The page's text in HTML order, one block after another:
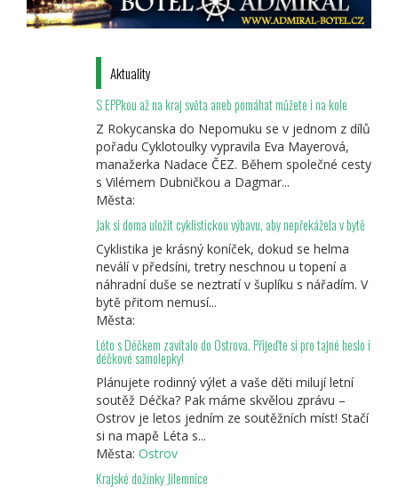
Aktuality
S EPPkou až na kraj světa aneb pomáhat můžete i na kole
Z Rokycanska do Nepomuku se v jednom z dílů
pořadu Cyklotoulky vypravila Eva Mayerová,
manažerka Nadace ČEZ. Během společné cesty
s Vilémem Dubničkou a Dagmar...
Města:
Jak si doma uložit cyklistickou výbavu, aby nepřekážela v bytě
Cyklistika je krásný koníček, dokud se helma
neválí v předsíni, tretry neschnou u topení a
náhradní duše se neztratí v šuplíku s nářadím. V
bytě přitom nemusí...
Města:
Léto s Déčkem zavítalo do Ostrova. Přijeďte si pro tajné heslo i
déčkové samolepky!
Plánujete rodinný výlet a vaše děti milují letní
soutěž Déčka? Pak máme skvělou zprávu –
Ostrov je letos jedním ze soutěžních míst! Stačí
si na mapě Léta s...
Města: Ostrov
Krajské dožínky Jilemnice